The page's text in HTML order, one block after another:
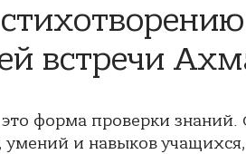
встречи
форма проверки знаний.
умений и навыков